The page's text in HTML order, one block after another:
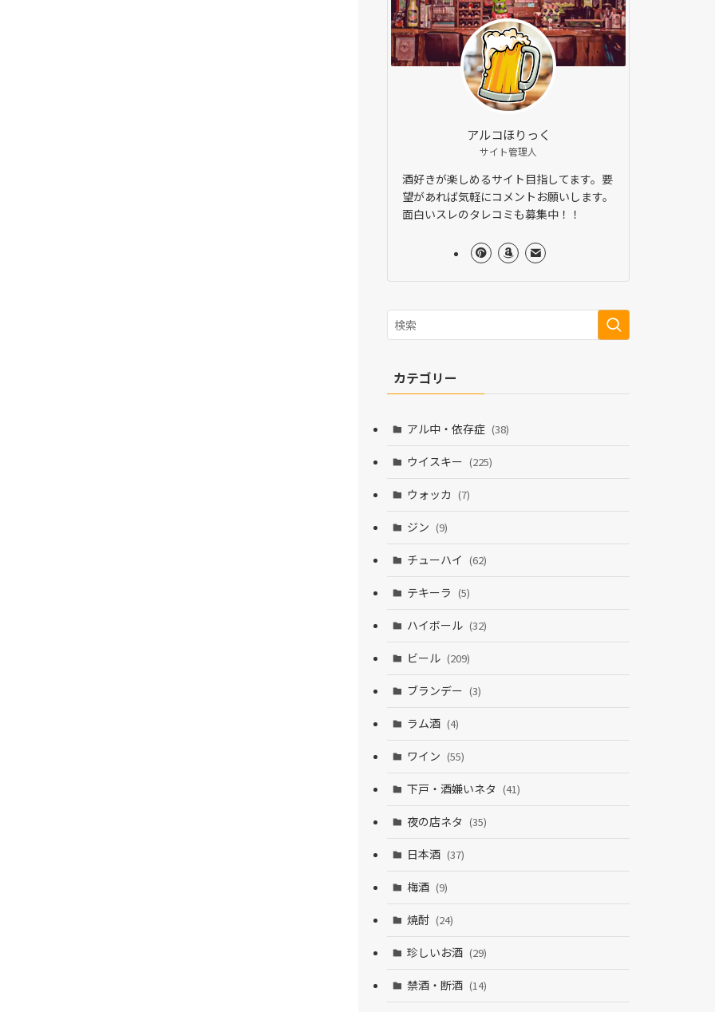
アルコほりっく
サイト管理人
酒好きが楽しめるサイト目指してます。要
望があれば気軽にコメントお願いします。
面白いスレのタレコミも募集中！！
カテゴリー
アル中・依存症 (38)
ウイスキー (225)
ウォッカ (7)
ジン (9)
チューハイ (62)
テキーラ (5)
ハイボール (32)
ビール (209)
ブランデー (3)
ラム酒 (4)
ワイン (55)
下戸・酒嫌いネタ (41)
夜の店ネタ (35)
日本酒 (37)
梅酒 (9)
焼酎 (24)
珍しいお酒 (29)
禁酒・断酒 (14)